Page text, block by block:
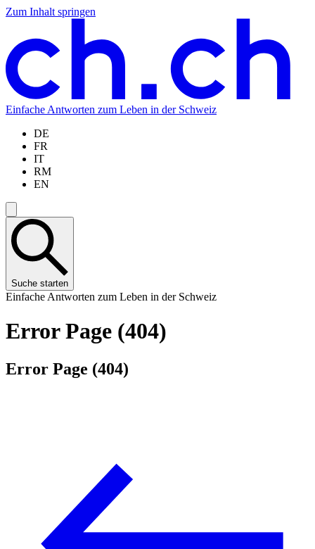
Zum Inhalt springen
Zum
springen
Zur
springen
Zur
springen
Zur
springen
Einfache Antworten zum Leben in der Schweiz
DE
FR
IT
RM
EN
Suche starten
Einfache Antworten zum Leben in der Schweiz
Error Page (404)
Error Page (404)